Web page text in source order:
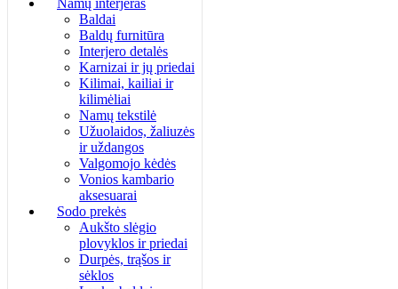
Namų interjeras
Baldai
Baldų furnitūra
Interjero detalės
Karnizai ir jų priedai
Kilimai, kailiai ir
kilimėliai
Namų tekstilė
Užuolaidos, žaliuzės
ir uždangos
Valgomojo kėdės
Vonios kambario
aksesuarai
Sodo prekės
Aukšto slėgio
plovyklos ir priedai
Durpės, trąšos ir
sėklos